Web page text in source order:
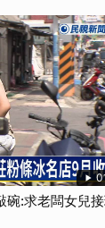
碗:求老闆女兒